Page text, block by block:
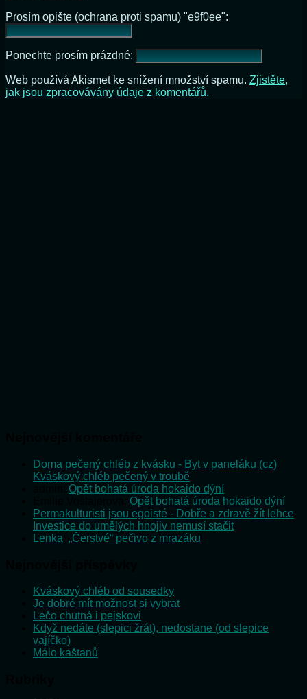
Prosím opište (ochrana proti spamu) "e9f0ee":
Ponechte prosím prázdné:
Web používá Akismet ke snížení množství spamu. Zjistěte,
jak jsou zpracovávány údaje z komentářů.
Doma pečený chléb z kvásku - Byt v paneláku (cz)
Kváskový chléb pečený v troubě
Opět bohatá úroda hokaido dýní
Opět bohatá úroda hokaido dýní
Permakulturisti jsou egoisté - Dobře a zdravě žít lehce
Investice do umělých hnojiv nemusí stačit
Lenka „Čerstvé“ pečivo z mrazáku
Kváskový chléb od sousedky
Je dobré mít možnost si vybrat
Lečo chutná i pejskovi
Když nedáte (slepici žrát), nedostane (od slepice
vajíčko)
Málo kaštanů